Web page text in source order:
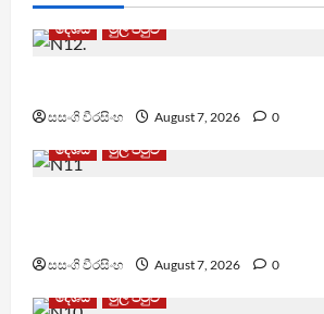
දේශීය මුල් පිටුව
සසංගි වීරසිංහ August 7, 2026
0
දේශීය
මුල් පිටුව
සසංගි වීරසිංහ August 7, 2026
0
දේශීය
මුල් පිටුව